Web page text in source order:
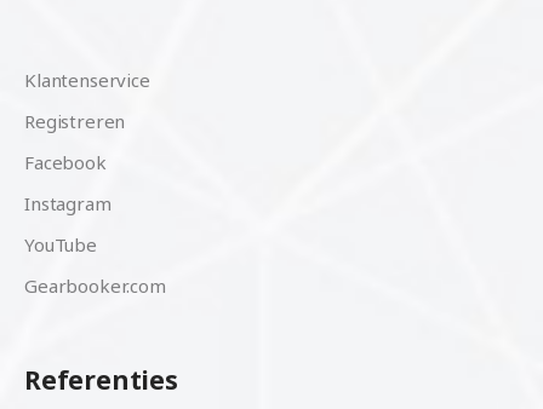
Klantenservice
Registreren
Facebook
Instagram
YouTube
Gearbooker.com
Referenties